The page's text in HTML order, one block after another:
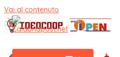
Vai al contenuto